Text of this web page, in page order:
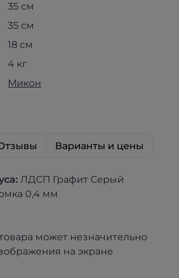
35 см
35 см
18 см
4 кг
Микон
Варианты и цены
ЛДСП Графит Серый
0,4 мм
может незначительно
на экране